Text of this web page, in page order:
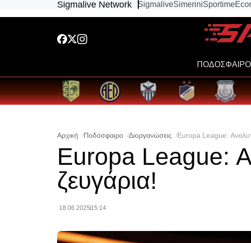
Sigmalive Network SigmaliveSimeriniSportime
ΠΟΔΟΣΦΑΙΡΟ
Αρχική Ποδόσφαιρο Διοργανώσεις Europa League:
Europa League:
ζευγάρια!
18.06.2025 15:14